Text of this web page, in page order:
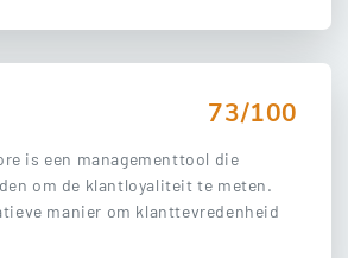
73/100
is een managementtool die
om de klantloyaliteit te meten.
manier om klanttevredenheid